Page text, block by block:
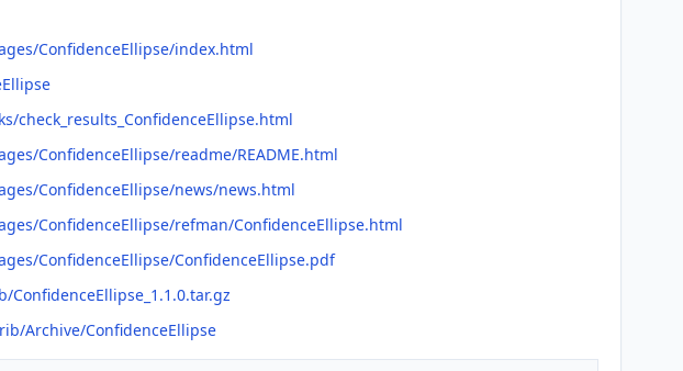
ConfidenceEllipse/index.html
check_results_ConfidenceEllipse.html
ConfidenceEllipse/readme/README.html
ConfidenceEllipse/news/news.html
ConfidenceEllipse/refman/ConfidenceEllipse.html
ConfidenceEllipse/ConfidenceEllipse.pdf
Archive/ConfidenceEllipse